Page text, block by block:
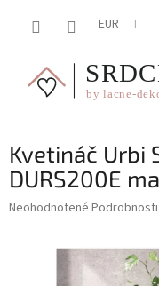
EUR
Kvetináč Urbi
DURS200E
Priemerné
Neohodnotené